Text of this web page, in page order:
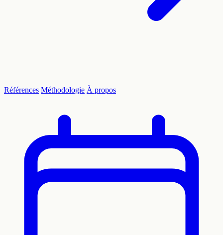
Références Méthodologie À propos